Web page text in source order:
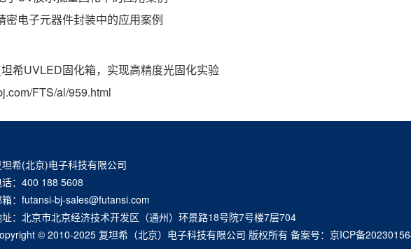
电子元器件封装中的应用案例
希UVLED固化箱，实现高精度光固化实验
FTS/al/959.html
希(北京)电子科技有限公司
话：400 188 5608
箱：futansi-bj-sales@futansi.com
：北京市北京经济技术开发区（通州）环景路18号院7号楼7层704
© 2010-2025 复坦希（北京）电子科技有限公司 版权所有 备案号： 京ICP备